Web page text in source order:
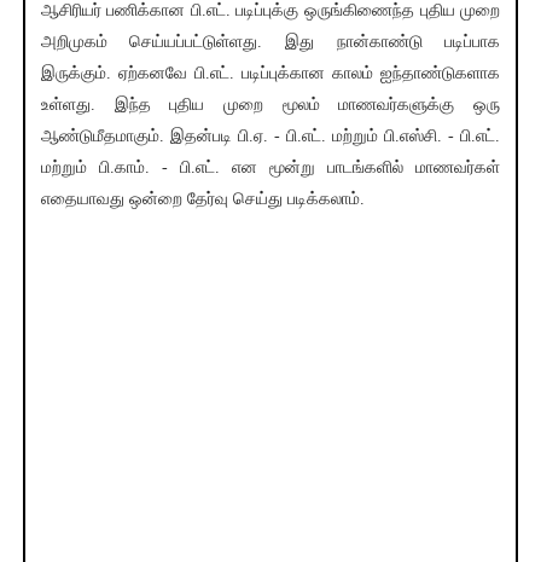
ஆசிரியர் பணிக்கான பி.எட். படிப்புக்கு ஒருங்கிணைந்த புதிய முறை
அறிமுகம் செய்யப்பட்டுள்ளது. இது நான்காண்டு படிப்பாக
இருக்கும். ஏற்கனவே பி.எட். படிப்புக்கான காலம் ஐந்தாண்டுகளாக
உள்ளது. இந்த புதிய முறை மூலம் மாணவர்களுக்கு ஒரு
ஆண்டுமீதமாகும். இதன்படி பி.ஏ. - பி.எட். மற்றும் பி.எஸ்சி. - பி.எட்.
மற்றும் பி.காம். - பி.எட். என மூன்று பாடங்களில் மாணவர்கள்
எதையாவது ஒன்றை தேர்வு செய்து படிக்கலாம்.